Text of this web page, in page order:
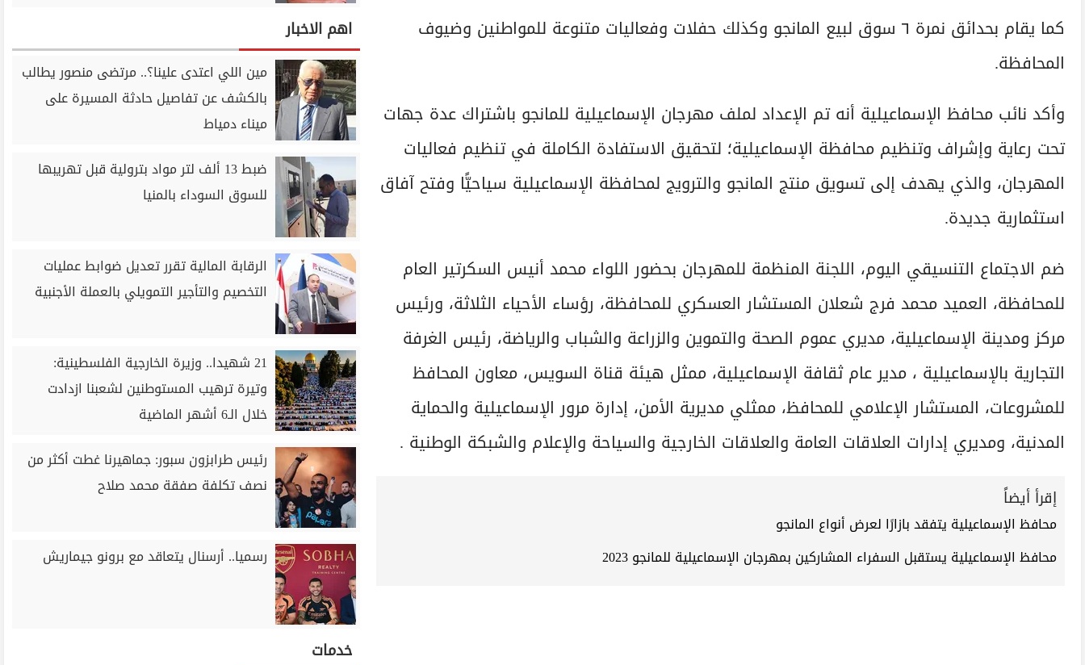
كما يقام بحدائق نمرة ٦ سوق لبيع المانجو وكذلك حفلات وفعاليات متنوعة للمواطنين وضيوف
المحافظة.
وأكد نائب محافظ الإسماعيلية أنه تم الإعداد لملف مهرجان الإسماعيلية للمانجو باشتراك عدة جهات
تحت رعاية وإشراف وتنظيم محافظة الإسماعيلية؛ لتحقيق الاستفادة الكاملة في تنظيم فعاليات
المهرجان، والذي يهدف إلى تسويق منتج المانجو والترويج لمحافظة الإسماعيلية سياحيًّا وفتح آفاق
استثمارية جديدة.
ضم الاجتماع التنسيقي اليوم، اللجنة المنظمة للمهرجان بحضور اللواء محمد أنيس السكرتير العام
للمحافظة، العميد محمد فرج شعلان المستشار العسكري للمحافظة، رؤساء الأحياء الثلاثة، ورئيس
مركز ومدينة الإسماعيلية، مديري عموم الصحة والتموين والزراعة والشباب والرياضة، رئيس الغرفة
التجارية بالإسماعيلية ، مدير عام ثقافة الإسماعيلية، ممثل هيئة قناة السويس، معاون المحافظ
للمشروعات، المستشار الإعلامي للمحافظ، ممثلي مديرية الأمن، إدارة مرور الإسماعيلية والحماية
المدنية، ومديري إدارات العلاقات العامة والعلاقات الخارجية والسياحة والإعلام والشبكة الوطنية .
إقرأ أيضاً
محافظ الإسماعيلية يتفقد بازارًا لعرض أنواع المانجو
محافظ الإسماعيلية يستقبل السفراء المشاركين بمهرجان الإسماعيلية للمانجو 2023
اهم الاخبار
مين اللي اعتدى علينا؟.. مرتضى منصور يطالب
بالكشف عن تفاصيل حادثة المسيرة على
ميناء دمياط
ضبط 13 ألف لتر مواد بترولية قبل تهريبها
للسوق السوداء بالمنيا
الرقابة المالية تقرر تعديل ضوابط عمليات
التخصيم والتأجير التمويلي بالعملة الأجنبية
21 شهيدا.. وزيرة الخارجية الفلسطينية:
وتيرة ترهيب المستوطنين لشعبنا ازدادت
خلال الـ6 أشهر الماضية
رئيس طرابزون سبور: جماهيرنا غطت أكثر من
نصف تكلفة صفقة محمد صلاح
رسميا.. أرسنال يتعاقد مع برونو جيماريش
خدمات